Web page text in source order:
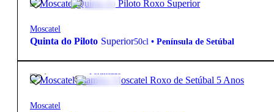
Moscatel
Quinta do Piloto Superior50cl • Península de Setúbal
13,50€ Fortificado
Moscatel